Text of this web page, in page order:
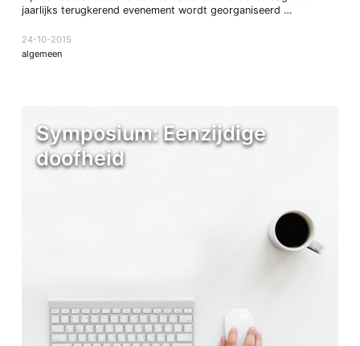
jaarlijks terugkerend evenement wordt georganiseerd …
24-10-2015
algemeen
Symposium: Eenzijdige
doofheid